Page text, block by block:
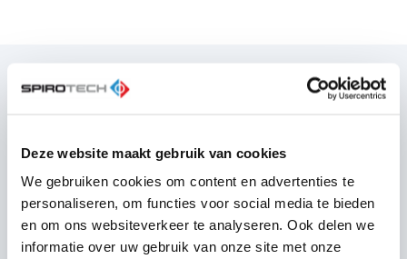
Deze website maakt gebruik van cookies
We gebruiken cookies om content en advertenties te
personaliseren, om functies voor social media te bieden
en om ons websiteverkeer te analyseren. Ook delen we
informatie over uw gebruik van onze site met onze
Heeft u vragen?
Heeft u een vraag over onze producten, onze
oplossingen of heeft u advies nodig van onze
experts? Aarzel dan niet en neem contact op